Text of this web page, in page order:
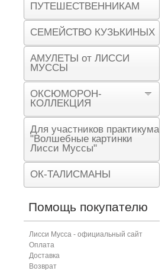
ПУТЕШЕСТВЕННИКАМ
СЕМЕЙСТВО КУЗЬКИНЫХ
АМУЛЕТЫ от ЛИССИ
МУССЫ
ОКСЮМОРОН-
КОЛЛЕКЦИЯ
Для участников практикума
"Волшебные картинки
Лисси Муссы"
ОК-ТАЛИСМАНЫ
Помощь покупателю
Лисси Мусса - официальный сайт
Оплата
Доставка
Возврат